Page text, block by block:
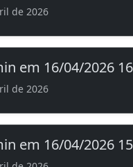
de 2026
em 16/04/2026
de 2026
em 16/04/2026